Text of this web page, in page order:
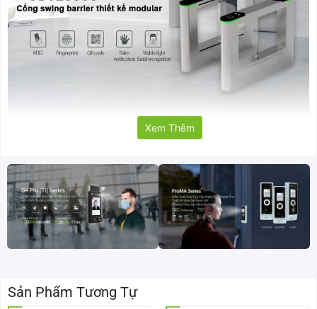
Tổng quan về cổng swing barrier ZKTeco SBTL6000
Thông số kỹ thuật của cổng swing barrier SBTL6000
Mã sản phẩm SBTL6000
Yêu Cầu Điện Năng
AC 100V đến 120V / 200 ~ 240V, 50 /
60Hz
Xem Thêm
Sản Phẩm Tương Tự